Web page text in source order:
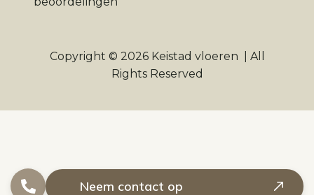
Copyright © 2026 Keistad vloeren
All
Rights Reserved
Neem contact op